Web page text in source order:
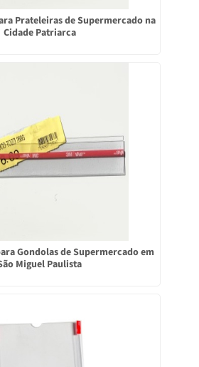
Prateleiras de Supermercado na
Cidade Patriarca
Gondolas de Supermercado em
Miguel Paulista